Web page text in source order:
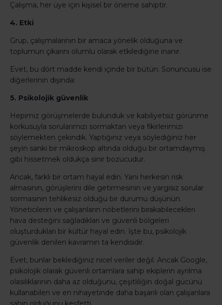
Çalışma, her üye için kişisel bir öneme sahiptir.
4. Etki
Grup, çalışmalarının bir amaca yönelik olduğuna ve
toplumun çıkarını olumlu olarak etkilediğine inanır.
Evet, bu dört madde kendi içinde bir bütün. Sonuncusu ise
diğerlerinin dışında:
5. Psikolojik güvenlik
Hepimiz görüşmelerde bulunduk ve kabiliyetsiz görünme
korkusuyla sorularımızı sormaktan veya fikirlerimizi
söylemekten çekindik. Yaptığınız veya söylediğiniz her
şeyin sanki bir mikroskop altında olduğu bir ortamdaymış
gibi hissetmek oldukça sinir bozucudur.
Ancak, farklı bir ortam hayal edin. Yani herkesin risk
almasının, görüşlerini dile getirmesinin ve yargısız sorular
sormasının tehlikesiz olduğu bir durumu düşünün.
Yöneticilerin ve çalışanların nöbetlerini bırakabilecekleri
hava desteğini sağladıkları ve güvenli bölgeleri
oluşturdukları bir kültür hayal edin. İşte bu, psikolojik
güvenlik denilen kavramın ta kendisidir.
Evet, bunlar beklediğiniz nicel veriler değil. Ancak Google,
psikolojik olarak güvenli ortamlara sahip ekiplerin ayrılma
olasılıklarının daha az olduğunu, çeşitliliğin doğal gücünü
kullanabilen ve en nihayetinde daha başarılı olan çalışanlara